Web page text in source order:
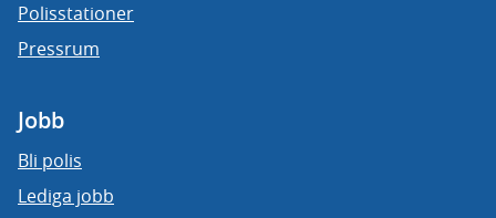
Polisstationer
Pressrum
Jobb
Bli polis
Lediga jobb